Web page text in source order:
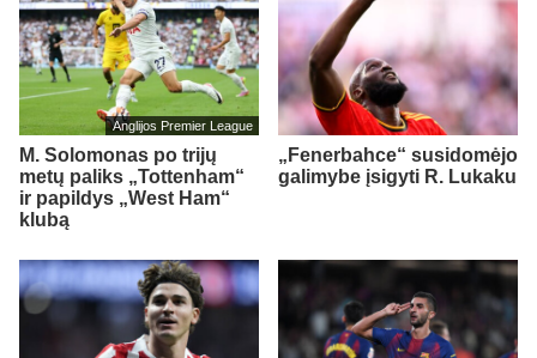
Anglijos Premier League
M. Solomonas po trijų
metų paliks „Tottenham“
ir papildys „West Ham“
klubą
„Fenerbahce“ susidomėjo
galimybe įsigyti R. Lukaku